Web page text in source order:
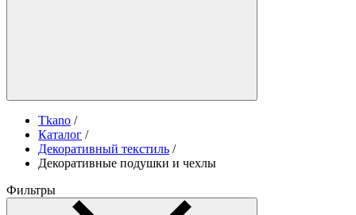
Tkano /
Каталог /
Декоративный текстиль /
Декоративные подушки и чехлы
Фильтры